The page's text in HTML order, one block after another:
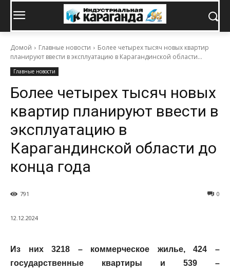
Домой Главные новости
Более четырех тысяч новых квартир
планируют ввести в эксплуатацию в Карагандинской области...
Главные новости
Более четырех тысяч новых
квартир планируют ввести в
эксплуатацию в
Карагандинской области до
конца года
0
791
12.12.2024
Из них 3218 – коммерческое жилье, 424 –
государственные квартиры и 539 –